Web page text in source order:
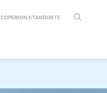
COPERION STANDORTE